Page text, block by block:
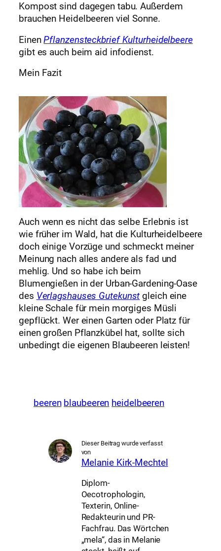
Kompost sind dagegen tabu. Außerdem
brauchen Heidelbeeren viel Sonne.
EinenPflanzensteckbrief Kulturheidelbeere
gibt es auch beim aid infodienst.
Mein Fazit
Auch wenn es nicht das selbe Erlebnis ist
wie früher im Wald, hat die Kulturheidelbeere
doch einige Vorzüge und schmeckt meiner
Meinung nach alles andere als fad und
mehlig. Und so habe ich beim
Blumengießen in der Urban-Gardening-Oase
des Verlagshauses Gutekunst gleich eine
kleine Schale für mein morgiges Müsli
gepflückt. Wer einen Garten oder Platz für
einen großen Pflanzkübel hat, sollte sich
unbedingt die eigenen Blaubeeren leisten!
beeren blaubeeren heidelbeeren
Dieser Beitrag wurde verfasst
von
Melanie Kirk-Mechtel
Diplom-
Oecotrophologin,
Texterin, Online-
Redakteurin und PR-
Fachfrau. Das Wörtchen
„mela“, das in Melanie